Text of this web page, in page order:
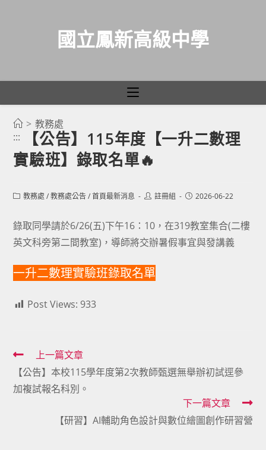
國立鳳新高級中學
> 教務處
:::
【公告】115年度【一升二數理
實驗班】錄取名單🔥
Post教務處 / 教務處公告 / 首頁最新消息
Post註冊組
Post2026-06-22
錄取同學請於6/26(五)下午16：10，在319教室集合(二樓
英文科旁第二間教室)，導師將交辦暑假事宜與發講義
一升二數理實驗班錄取名單
Post Views: 933
Read
more
articles
上一篇文章
【公告】本校115學年度第2次教師甄選無舉辦初試逕參
加複試報名科別。
下一篇文章
【研習】AI輔助角色設計與數位繪圖創作研習營